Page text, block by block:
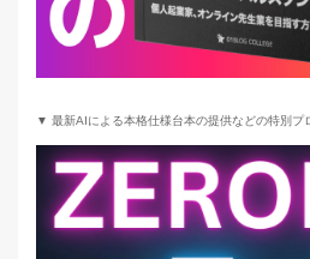
▼ 最新AIによる本格仕様台本の提供などの特別プ